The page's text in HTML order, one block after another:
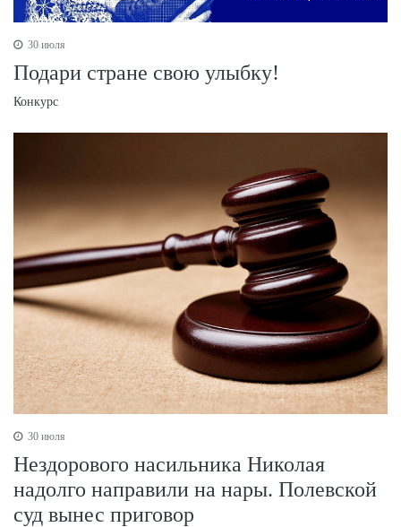
30 июля
Подари стране свою улыбку!
Конкурс
30 июля
Нездорового насильника Николая
надолго направили на нары. Полевской
суд вынес приговор